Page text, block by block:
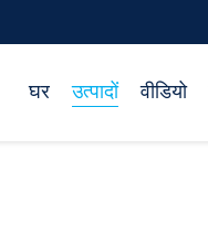
घर उत्पादों वीडियो